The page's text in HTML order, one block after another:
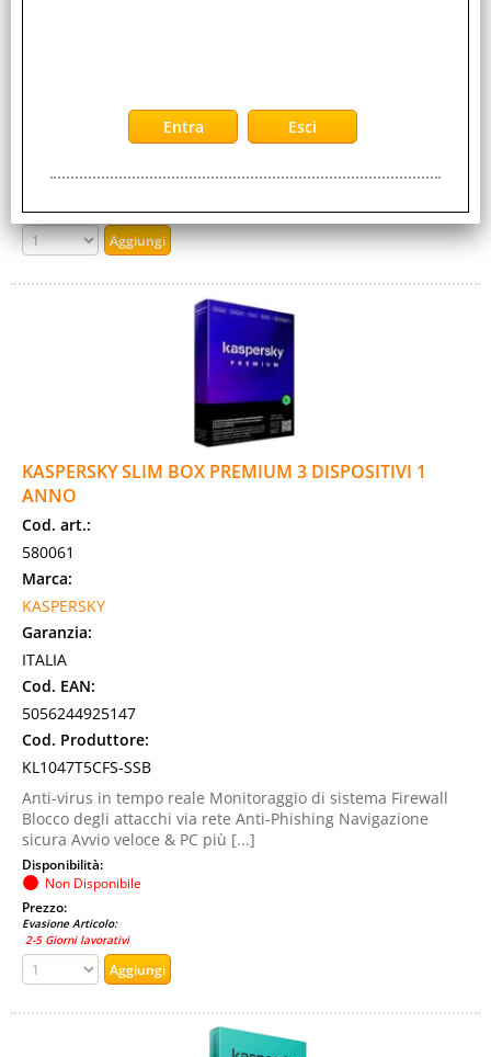
incremento del volume di malware per [...]
Prezzo:
2-5 Giorni lavorativi
KASPERSKY SLIM BOX PREMIUM 3 DISPOSITIVI 1
ANNO
Cod. art.:
580061
Marca:
KASPERSKY
Garanzia:
ITALIA
Cod. EAN:
5056244925147
Cod. Produttore:
KL1047T5CFS-SSB
Anti-virus in tempo reale Monitoraggio di sistema Firewall
Blocco degli attacchi via rete Anti-Phishing Navigazione
sicura Avvio veloce & PC più [...]
Disponibilità:
Non Disponibile
Prezzo:
Evasione Articolo:
2-5 Giorni lavorativi